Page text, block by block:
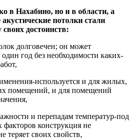
в Нахабино, но и в области, а
потолки стали
достоинств:
долговечен; он может
один год без необходимости каких-
используется и для жилых,
помещений, и для помещений
и перепадам температур-под
факторов конструкция не
теряет своих свойств,